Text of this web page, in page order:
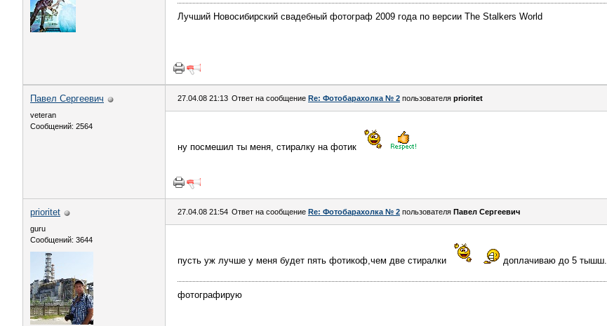
Лучший Новосибирский свадебный фотограф 2009 года по версии The Stalkers World
Павел Сергеевич
veteran
Сообщений: 2564
27.04.08 21:13 Ответ на сообщение Re: Фотобарахолка № 2 пользователя prioritet
ну посмешил ты меня, стиралку на фотик
prioritet
guru
Сообщений: 3644
27.04.08 21:54 Ответ на сообщение Re: Фотобарахолка № 2 пользователя Павел Сергеевич
пусть уж лучше у меня будет пять фотикоф,чем две стиралки доплачиваю до 5 тышш.
фотографирую